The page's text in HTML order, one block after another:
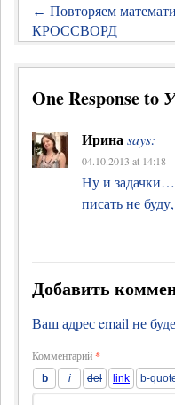
← Повторяем
КРОССВОРД
One Response to
Иринаsays:
04.10.2013 at 14:18
Ну и
писать не
Добавить
Ваш адрес email не
Комментарий*